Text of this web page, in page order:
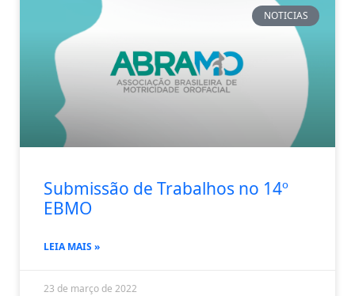
NOTICIAS
Submissão de Trabalhos no 14º
EBMO
LEIA MAIS »
23 de março de 2022